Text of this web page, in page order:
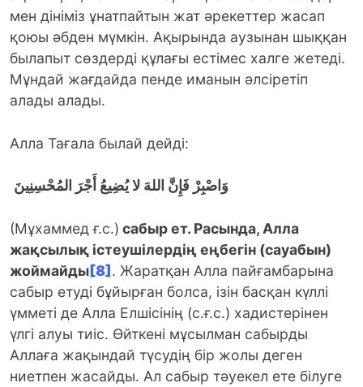
мен дініміз ұнатпайтын жат әрекеттер жасап
қоюы әбден мүмкін. Ақырында аузынан шыққан
былапыт сөздерді құлағы естімес халге жетеді.
Мұндай жағдайда пенде иманын әлсіретіп
алады алады.
Алла Тағала былай дейді:
وَاصْبِرْ فَإِنَّ اللهَ لا يُضِيعُ أَجْرَ المُحْسِنِينَ
(Мұхаммед ғ.с.) сабыр ет. Расында, Алла
жақсылық істеушілердің еңбегін (сауабын)
жоймайды[8]. Жаратқан Алла пайғамбарына
сабыр етуді бұйырған болса, ізін басқан күллі
үмметі де Алла Елшісінің (с.ғ.с.) хадистерінен
үлгі алуы тиіс. Өйткені мұсылман сабырды
Аллаға жақындай түсудің бір жолы деген
ниетпен жасайды. Ал сабыр тәуекел ете білуге